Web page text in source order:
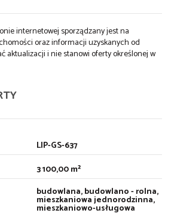
internetowej sporządzany jest na
oraz informacji uzyskanych od
aktualizacji i nie stanowi oferty określonej w
LIP-GS-637
3 100,00 m²
budowlana, budowlano - rolna,
mieszkaniowa jednorodzinna,
mieszkaniowo-usługowa